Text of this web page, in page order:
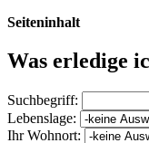
Seiteninhalt
Was erledige
Suchbegriff:
Lebenslage:
Ihr Wohnort: